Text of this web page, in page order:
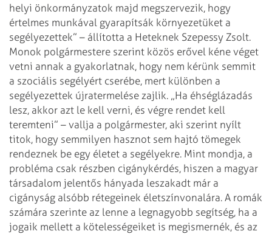
helyi önkormányzatok majd megszervezik, hogy
értelmes munkával gyarapítsák környezetüket a
segélyezettek” – állította a Heteknek Szepessy Zsolt.
Monok polgármestere szerint közös erővel kéne véget
vetni annak a gyakorlatnak, hogy nem kérünk semmit
a szociális segélyért cserébe, mert különben a
segélyezettek újratermelése zajlik. „Ha éhséglázadás
lesz, akkor azt le kell verni, és végre rendet kell
teremteni” – vallja a polgármester, aki szerint nyílt
titok, hogy semmilyen hasznot sem hajtó tömegek
rendeznek be egy életet a segélyekre. Mint mondja, a
probléma csak részben cigánykérdés, hiszen a magyar
társadalom jelentős hányada leszakadt már a
cigányság alsóbb rétegeinek életszínvonalára. A romák
számára szerinte az lenne a legnagyobb segítség, ha a
jogaik mellett a kötelességeiket is megismernék, és az